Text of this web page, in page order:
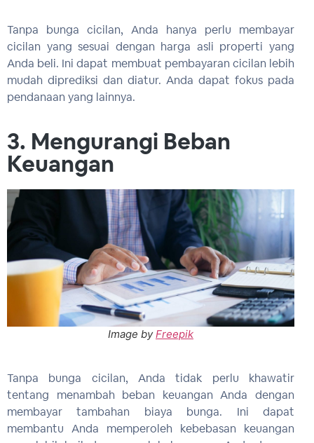
Tanpa bunga cicilan, Anda hanya perlu membayar
cicilan yang sesuai dengan harga asli properti yang
Anda beli. Ini dapat membuat pembayaran cicilan lebih
mudah diprediksi dan diatur. Anda dapat fokus pada
pendanaan yang lainnya.
3. Mengurangi Beban
Keuangan
Image byFreepik
Tanpa bunga cicilan, Anda tidak perlu khawatir
tentang menambah beban keuangan Anda dengan
membayar tambahan biaya bunga. Ini dapat
membantu Anda memperoleh kebebasan keuangan